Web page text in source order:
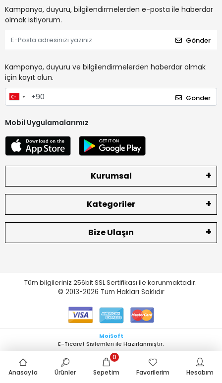
Kampanya, duyuru, bilgilendirmelerden e-posta ile haberdar
olmak istiyorum.
Gönder
Kampanya, duyuru ve bilgilendirmelerden haberdar olmak
için kayıt olun.
Gönder
Mobil Uygulamalarımız
Kurumsal
Kategoriler
Bize Ulaşın
Tüm bilgileriniz 256bit SSL Sertifikası ile korunmaktadır.
© 2013-2026 Tüm Hakları Saklıdır
Anasayfa Ürünler Sepetim
0
Favorilerim
Hesabım
MoiSoft
E-Ticaret Sistemleri ile Hazırlanmıştır.